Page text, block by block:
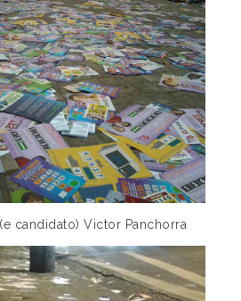
candidato) Victor Panchorra